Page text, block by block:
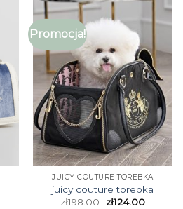
Promocja!
JUICY COUTURE TOREBKA
juicy couture torebka
zł198.00 zł124.00